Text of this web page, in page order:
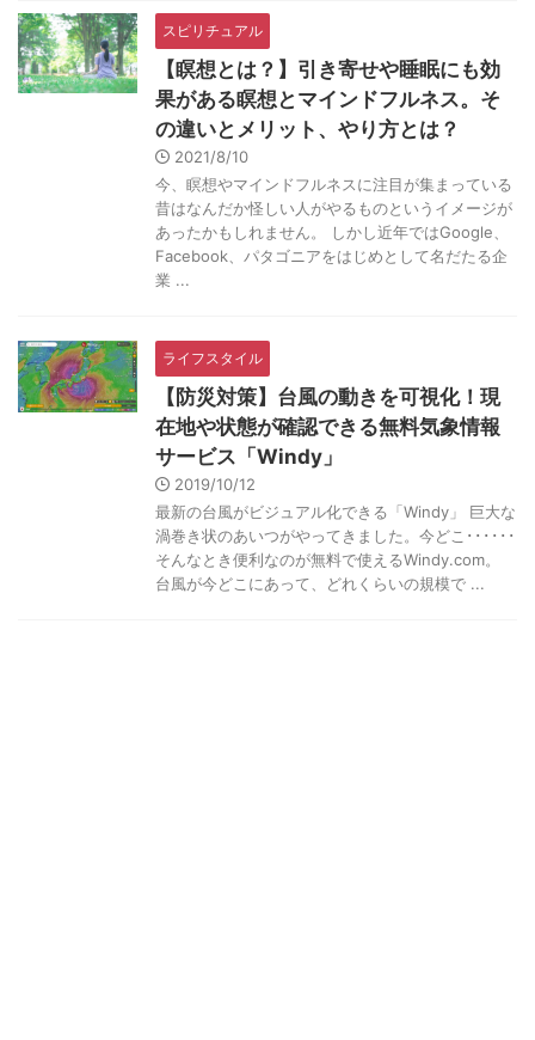
スピリチュアル
【瞑想とは？】引き寄せや睡眠にも効
果がある瞑想とマインドフルネス。そ
の違いとメリット、やり方とは？
2021/8/10
今、瞑想やマインドフルネスに注目が集まっている
昔はなんだか怪しい人がやるものというイメージが
あったかもしれません。 しかし近年ではGoogle、
Facebook、パタゴニアをはじめとして名だたる企
業 ...
ライフスタイル
【防災対策】台風の動きを可視化！現
在地や状態が確認できる無料気象情報
サービス「Windy」
2019/10/12
最新の台風がビジュアル化できる「Windy」 巨大な
渦巻き状のあいつがやってきました。今どこ･･････
そんなとき便利なのが無料で使えるWindy.com。
台風が今どこにあって、どれくらいの規模で ...